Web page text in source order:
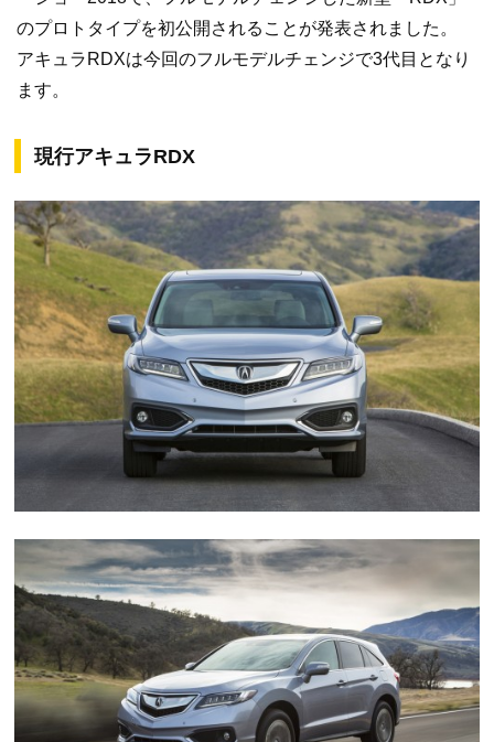
のプロトタイプを初公開されることが発表されました。
アキュラRDXは今回のフルモデルチェンジで3代目となり
ます。
現行アキュラRDX